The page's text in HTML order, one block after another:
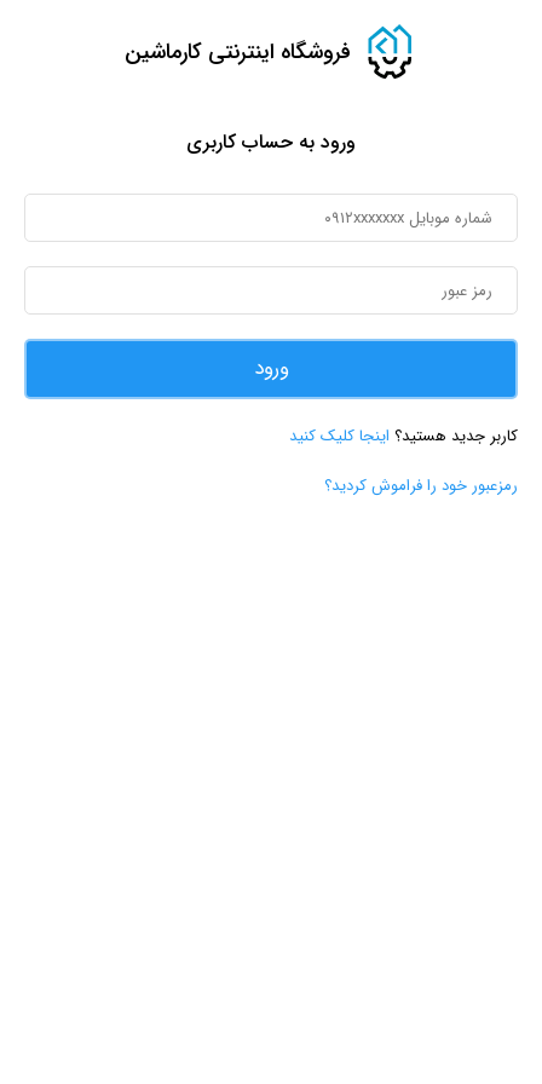
فروشگاه اینترنتی کارماشین
ورود به حساب کاربری
ورود
کاربر جدید هستید؟ اینجا کلیک کنید
رمزعبور خود را فراموش کردید؟